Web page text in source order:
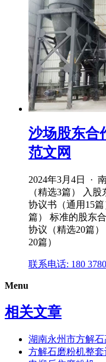
沙场股东合
范文网
2024年3月4日 ·
（精选3篇） 入
协议书（通用15
篇） 标准的股东
协议（精选20篇
20篇）
联系电话: 180
Menu
相关文章
湖南永州市方解
方解石磨粉机整